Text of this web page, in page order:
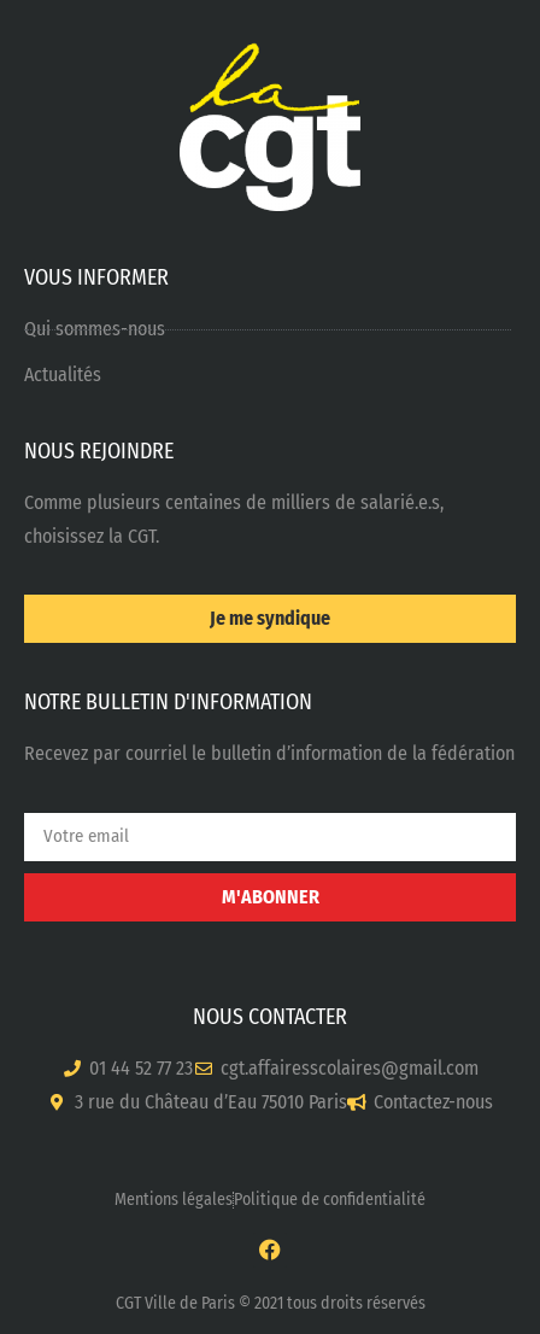
VOUS INFORMER
Qui sommes-nous
Actualités
NOUS REJOINDRE
Comme plusieurs centaines de milliers de salarié.e.s,
choisissez la CGT.
Je me syndique
NOTRE BULLETIN D'INFORMATION
Recevez par courriel le bulletin d’information de la fédération
M'ABONNER
NOUS CONTACTER
01 44 52 77 23
cgt.affairesscolaires@gmail.com
3 rue du Château d’Eau 75010 Paris
Contactez-nous
Mentions légalesPolitique de confidentialité
CGT Ville de Paris © 2021 tous droits réservés